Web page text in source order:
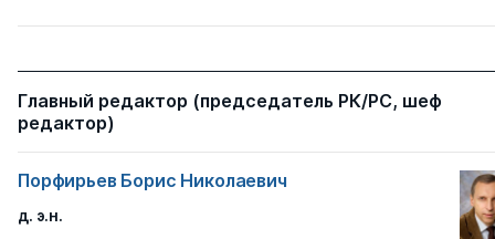
Главный редактор (председатель РК/РС, шеф
редактор)
Порфирьев Борис Николаевич
д. э.н.